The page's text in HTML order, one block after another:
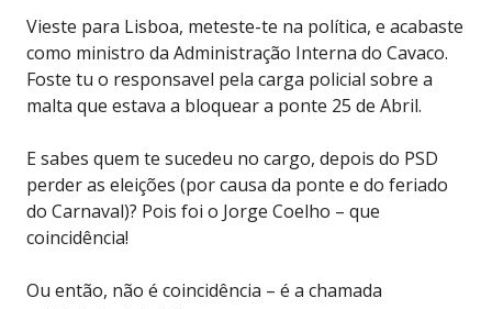
Vieste para Lisboa, meteste-te na política, e acabaste
como ministro da Administração Interna do Cavaco.
Foste tu o responsavel pela carga policial sobre a
malta que estava a bloquear a ponte 25 de Abril.
E sabes quem te sucedeu no cargo, depois do PSD
perder as eleições (por causa da ponte e do feriado
do Carnaval)? Pois foi o Jorge Coelho – que
coincidência!
Ou então, não é coincidência – é a chamada